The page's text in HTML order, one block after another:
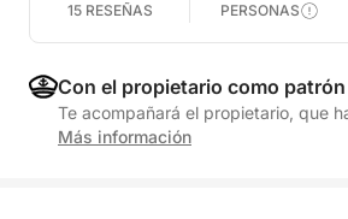
15 RESEÑAS PERSONAS
Con el propietario como patrón
Te acompañará el propietario, que
Más información